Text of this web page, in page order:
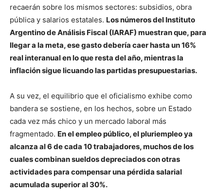
recaerán sobre los mismos sectores: subsidios, obra
pública y salarios estatales. Los números del Instituto
Argentino de Análisis Fiscal (IARAF) muestran que, para
llegar a la meta, ese gasto debería caer hasta un 16%
real interanual en lo que resta del año, mientras la
inflación sigue licuando las partidas presupuestarias.
A su vez, el equilibrio que el oficialismo exhibe como
bandera se sostiene, en los hechos, sobre un Estado
cada vez más chico y un mercado laboral más
fragmentado. En el empleo público, el pluriempleo ya
alcanza al 6 de cada 10 trabajadores, muchos de los
cuales combinan sueldos depreciados con otras
actividades para compensar una pérdida salarial
acumulada superior al 30%.